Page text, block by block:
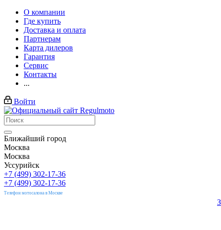
О компании
Где купить
Доставка и оплата
Партнерам
Карта дилеров
Гарантия
Сервис
Контакты
...
Войти
Ближайший город
Москва
Москва
Уссурийск
+7 (499) 302-17-36
+7 (499) 302-17-36
Телефон мотосалона в Москве